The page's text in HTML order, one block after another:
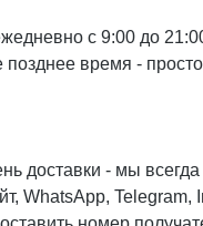
с 9:00 до
время -
доставки - мы
WhatsApp, Telegram,